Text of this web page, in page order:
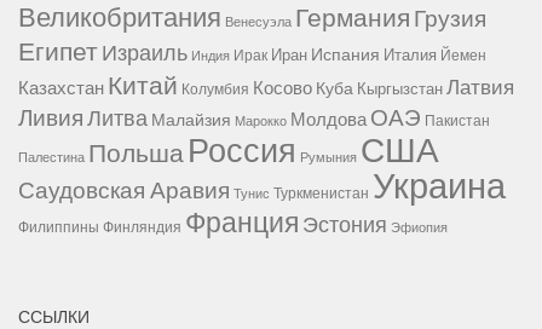
Великобритания Венесуэла Германия Грузия
ЕгипетИзраиль Индия Ирак Иран Испания Италия Йемен
Казахстан Китай Колумбия Косово Куба Кыргызстан Латвия
ЛивияЛитва Малайзия Марокко Молдова ОАЭ Пакистан
Палестина Польша Россия Румыния США
Саудовская Аравия Тунис Туркменистан Украина
Филиппины Финляндия Франция Эстония Эфиопия
ССЫЛКИ